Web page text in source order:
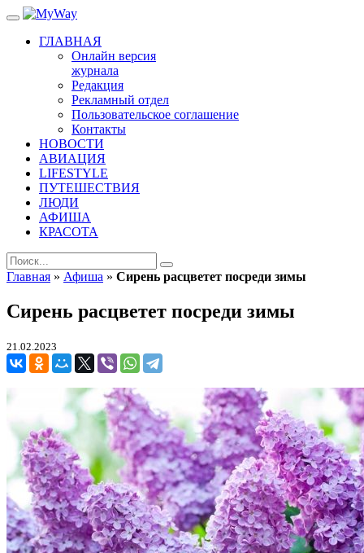
ГЛАВНАЯ
Онлайн версия
журнала
Редакция
Рекламный отдел
Пользовательское соглашение
Контакты
НОВОСТИ
АВИАЦИЯ
LIFESTYLE
ПУТЕШЕСТВИЯ
ЛЮДИ
АФИША
КРАСОТА
Главная » Афиша » Сирень расцветет посреди зимы
Сирень расцветет посреди зимы
21.02.2023